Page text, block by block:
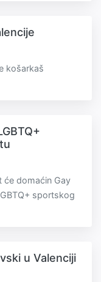
košarkaš
će domaćin Gay
sportskog
u Valenciji